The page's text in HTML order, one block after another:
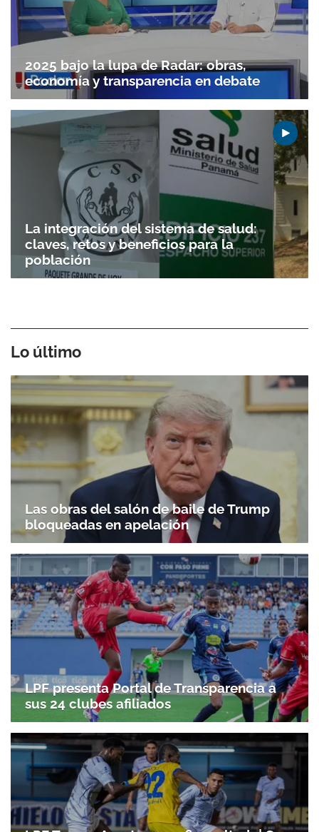
2025 bajo la lupa de Radar: obras,
economía y transparencia en debate
La integración del sistema de salud:
claves, retos y beneficios para la
población
Lo último
Las obras del salón de baile de Trump
bloqueadas en apelación
LPF presenta Portal de Transparencia a
sus 24 clubes afiliados